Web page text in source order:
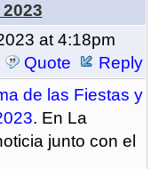
at 4:18pm
Quote
Reply
de las Fiestas y
. En La
junto con el